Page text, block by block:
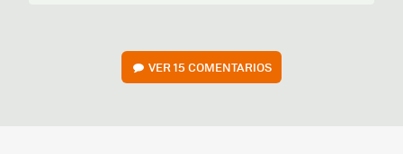
VER15 COMENTARIOS